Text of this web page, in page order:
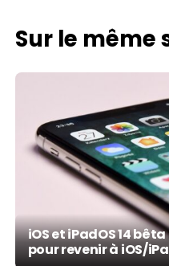
Sur le même
iOS et iPadOS 14
pour revenir à iOS/